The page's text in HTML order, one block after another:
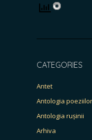
CATEGORIES
Antet
Antologia
Antologia rușinii
Arhiva